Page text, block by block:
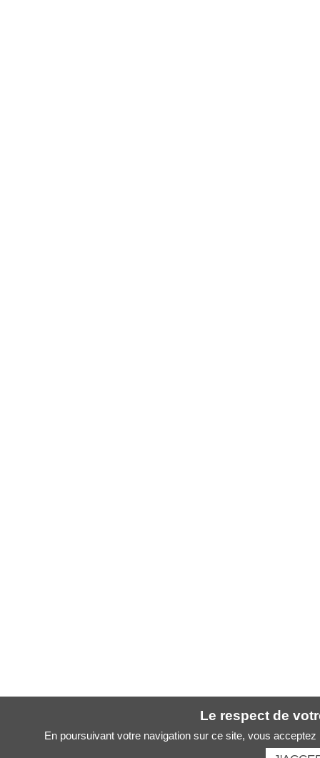
Le respect de
En poursuivant votre navigation sur ce site, vous